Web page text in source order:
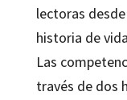
lectoras
historia de
Las
través de dos